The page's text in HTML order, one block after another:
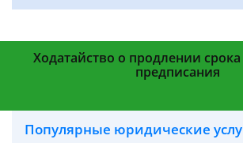
Ходатайство о продлении
предписания
Популярные юридические